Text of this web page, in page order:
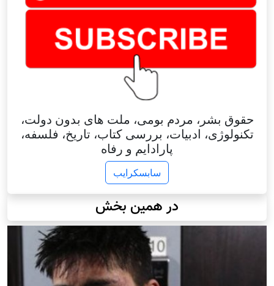
حقوق بشر، مردم بومی، ملت های بدون دولت،
تکنولوژی، ادبیات، بررسی کتاب، تاریخ، فلسفه،
پارادایم و رفاه
سابسکرایب
در همین بخش